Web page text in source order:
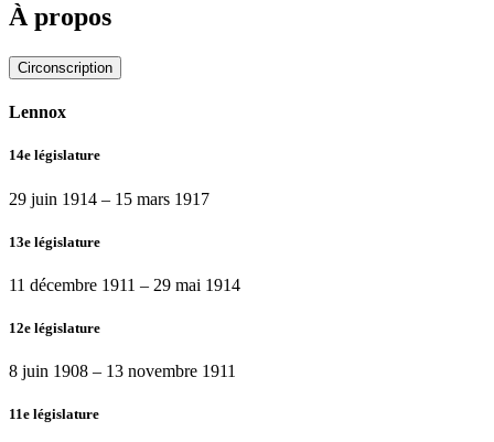
À propos
Circonscription
Lennox
14e législature
29 juin 1914 – 15 mars 1917
13e législature
11 décembre 1911 – 29 mai 1914
12e législature
8 juin 1908 – 13 novembre 1911
11e législature